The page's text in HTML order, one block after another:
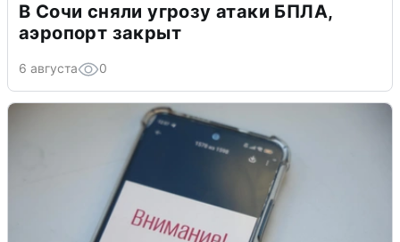
В Сочи сняли угрозу атаки БПЛА,
аэропорт закрыт
6 августа 0